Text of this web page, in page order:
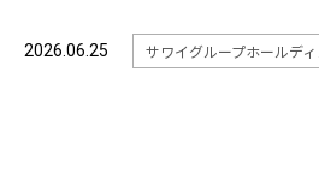
2026.06.25 サワイグループホールデ